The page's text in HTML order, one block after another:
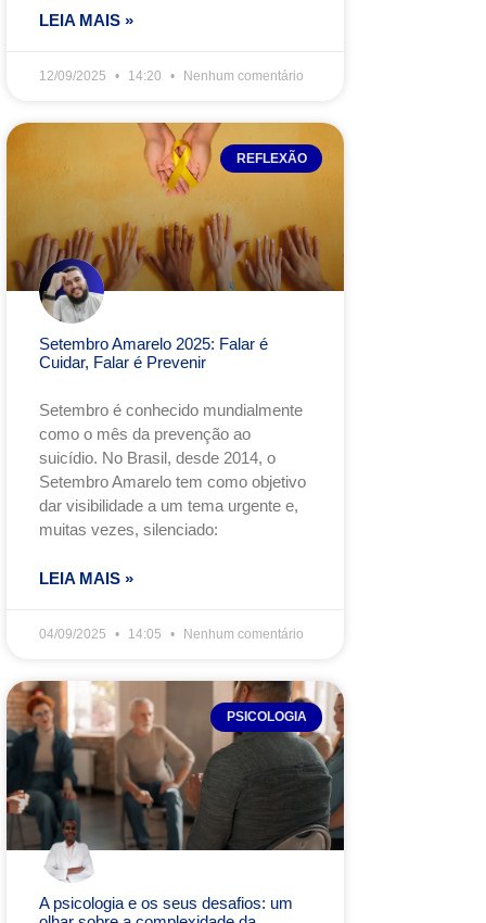
LEIA MAIS »
12/09/2025 14:20 Nenhum comentário
REFLEXÃO
Setembro Amarelo 2025: Falar é
Cuidar, Falar é Prevenir
Setembro é conhecido mundialmente
como o mês da prevenção ao
suicídio. No Brasil, desde 2014, o
Setembro Amarelo tem como objetivo
dar visibilidade a um tema urgente e,
muitas vezes, silenciado:
LEIA MAIS »
04/09/2025 14:05 Nenhum comentário
PSICOLOGIA
A psicologia e os seus desafios: um